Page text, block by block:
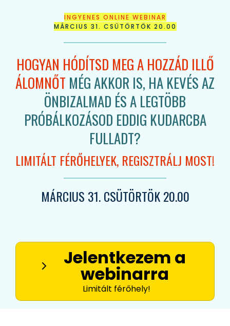
INGYENES ONLINE WEBINAR
MÁRCIUS 31. CSÜTÖRTÖK 20.00
HOGYAN HÓDÍTSD MEG A HOZZÁD ILLŐ
ÁLOMNŐT MÉG AKKOR IS, HA KEVÉS AZ
ÖNBIZALMAD ÉS A LEGTÖBB
PRÓBÁLKOZÁSOD EDDIG KUDARCBA
FULLADT?
LIMITÁLT FÉRŐHELYEK, REGISZTRÁLJ MOST!
MÁRCIUS 31. CSÜTÖRTÖK 20.00
Jelentkezem a
webinarra
Limitált férőhely!